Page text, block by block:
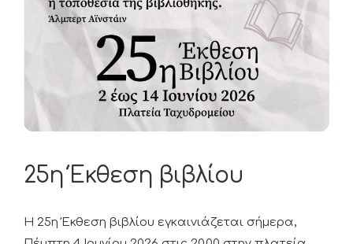
25η Έκθεση βιβλίου
H 25η Έκθεση βιβλίου εγκαινιάζεται σήμερα,